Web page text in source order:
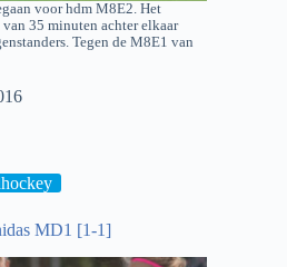
voor hdm M8E2. Het
35 minuten achter elkaar
Tegen de M8E1 van
MD1 [1-1]